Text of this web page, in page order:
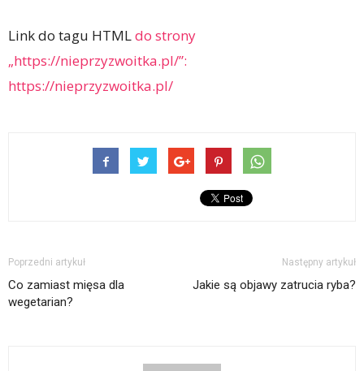
Link do tagu HTMLdo strony
„https://nieprzyzwoitka.pl/”:
https://nieprzyzwoitka.pl/
Poprzedni artykuł
Co zamiast mięsa dla
wegetarian?
Następny artykuł
Jakie są objawy zatrucia ryba?